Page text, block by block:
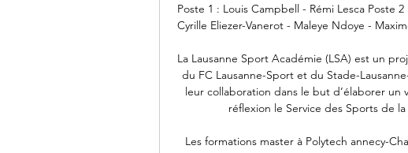
Poste 1 : Louis Campbell - Rémi Lesca Poste
Cyrille Eliezer-Vanerot - Maleye Ndoye -
La Lausanne Sport Académie (LSA) est un
du FC Lausanne-Sport et du Stade-
leur collaboration dans le but d’élaborer
réflexion le Service des Sports de
Les formations master à Polytech annecy-